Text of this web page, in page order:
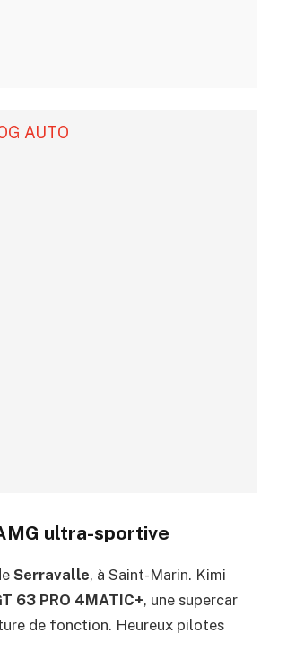
AUTO
ultra-sportive
Serravalle, à Saint-Marin. Kimi
63 PRO 4MATIC+, une supercar
de fonction. Heureux pilotes